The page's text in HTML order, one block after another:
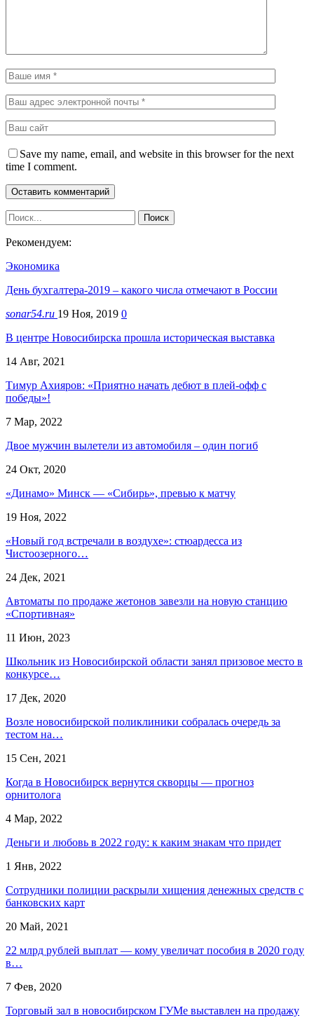
Save my name, email, and website in this browser for the next
time I comment.
Рекомендуем:
Экономика
День бухгалтера-2019 – какого числа отмечают в России
sonar54.ru 19 Ноя, 2019 0
В центре Новосибирска прошла историческая выставка
14 Авг, 2021
Тимур Ахияров: «Приятно начать дебют в плей-офф с
победы»!
7 Мар, 2022
Двое мужчин вылетели из автомобиля – один погиб
24 Окт, 2020
«Динамо» Минск — «Сибирь», превью к матчу
19 Ноя, 2022
«Новый год встречали в воздухе»: стюардесса из
Чистоозерного…
24 Дек, 2021
Автоматы по продаже жетонов завезли на новую станцию
«Спортивная»
11 Июн, 2023
Школьник из Новосибирской области занял призовое место в
конкурсе…
17 Дек, 2020
Возле новосибирской поликлиники собралась очередь за
тестом на…
15 Сен, 2021
Когда в Новосибирск вернутся скворцы — прогноз
орнитолога
4 Мар, 2022
Деньги и любовь в 2022 году: к каким знакам что придет
1 Янв, 2022
Сотрудники полиции раскрыли хищения денежных средств с
банковских карт
20 Май, 2021
22 млрд рублей выплат — кому увеличат пособия в 2020 году
в…
7 Фев, 2020
Торговый зал в новосибирском ГУМе выставлен на продажу